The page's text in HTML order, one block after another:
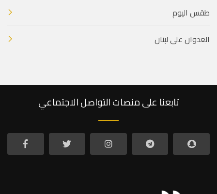
طقس اليوم
العدوان على لبنان
تابعنا على منصات التواصل الاجتماعي